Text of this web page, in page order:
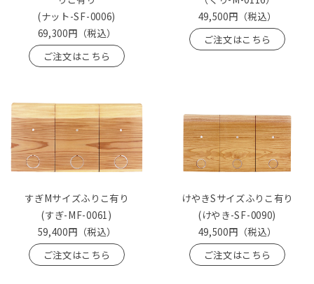
(ナット-SF-0006)
69,300円 （税込）
ご注文はこちら
49,500円 （税込）
ご注文はこちら
すぎMサイズふりこ有り
(すぎ-MF-0061)
59,400円 （税込）
ご注文はこちら
けやきSサイズふりこ有り
(けやき-SF-0090)
49,500円 （税込）
ご注文はこちら